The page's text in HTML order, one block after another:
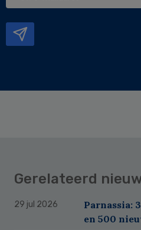
Gerelateerd
29 jul 2026
Parnassia:
en 500